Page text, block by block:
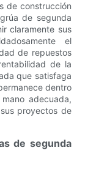
de construcción
de segunda
claramente sus
el
de repuestos
de la
que satisfaga
dentro
adecuada,
proyectos de
de segunda